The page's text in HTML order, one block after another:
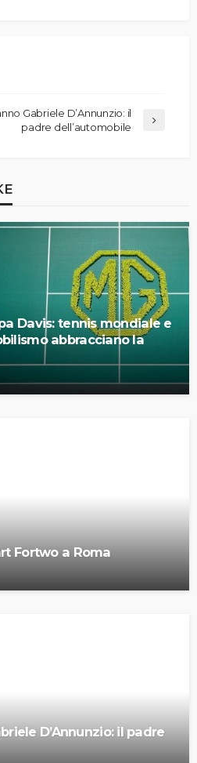
Gabriele D’Annunzio: il
padre dell’automobile
Davis: tennis mondiale e
abbracciano la
Fortwo a Roma
D’Annunzio: il padre